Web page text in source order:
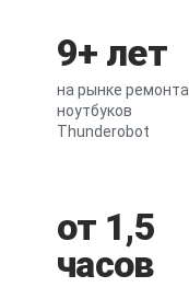
9+ лет
на рынке ремонта
ноутбуков
Thunderobot
от 1,5
часов